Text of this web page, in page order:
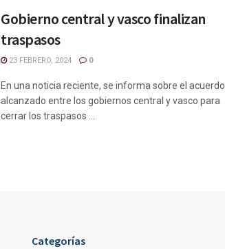
Gobierno central y vasco finalizan
traspasos
23 FEBRERO, 2024 0
En una noticia reciente, se informa sobre el acuerdo
alcanzado entre los gobiernos central y vasco para
cerrar los traspasos ...
Categorías